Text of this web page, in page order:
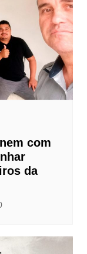
com
da